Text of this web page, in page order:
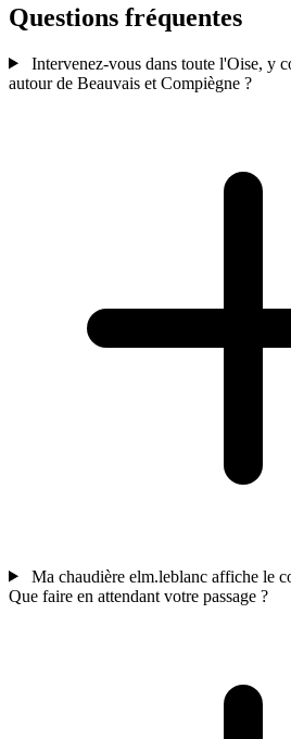
Questions fréquentes
Intervenez-vous dans toute l'Oise, y
autour de Beauvais et Compiègne ?
Ma chaudière elm.leblanc affiche le
Que faire en attendant votre passage ?